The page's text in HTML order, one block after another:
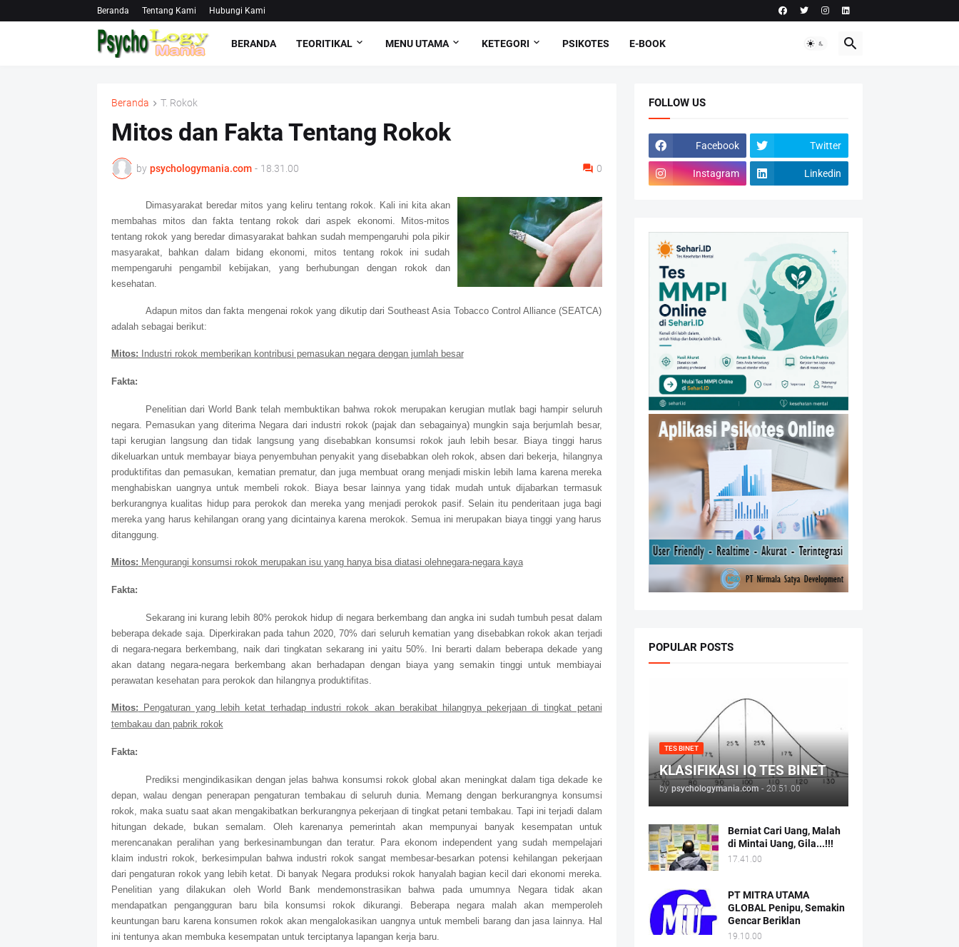
Beranda Tentang Kami Hubungi Kami
BERANDA TEORITIKAL MENU UTAMA KETEGORI PSIKOTES E-BOOK
Beranda T. Rokok
Mitos dan Fakta Tentang Rokok
by psychologymania.com - 18.31.00 0
Dimasyarakat beredar mitos yang keliru tentang rokok. Kali ini kita akan
membahas mitos dan fakta tentang rokok dari aspek ekonomi. Mitos-mitos
tentang rokok yang beredar dimasyarakat bahkan sudah mempengaruhi pola pikir
masyarakat, bahkan dalam bidang ekonomi, mitos tentang rokok ini sudah
mempengaruhi pengambil kebijakan, yang berhubungan dengan rokok dan
kesehatan.
Adapun mitos dan fakta mengenai rokok yang dikutip dari Southeast Asia Tobacco Control Alliance (SEATCA)
adalah sebagai berikut:
Mitos: Industri rokok memberikan kontribusi pemasukan negara dengan jumlah besar
Fakta:
Penelitian dari World Bank telah membuktikan bahwa rokok merupakan kerugian mutlak bagi hampir seluruh
negara. Pemasukan yang diterima Negara dari industri rokok (pajak dan sebagainya) mungkin saja berjumlah besar,
tapi kerugian langsung dan tidak langsung yang disebabkan konsumsi rokok jauh lebih besar. Biaya tinggi harus
dikeluarkan untuk membayar biaya penyembuhan penyakit yang disebabkan oleh rokok, absen dari bekerja, hilangnya
produktifitas dan pemasukan, kematian prematur, dan juga membuat orang menjadi miskin lebih lama karena mereka
menghabiskan uangnya untuk membeli rokok. Biaya besar lainnya yang tidak mudah untuk dijabarkan termasuk
berkurangnya kualitas hidup para perokok dan mereka yang menjadi perokok pasif. Selain itu penderitaan juga bagi
mereka yang harus kehilangan orang yang dicintainya karena merokok. Semua ini merupakan biaya tinggi yang harus
ditanggung.
Mitos: Mengurangi konsumsi rokok merupakan isu yang hanya bisa diatasi olehnegara-negara kaya
Fakta:
Sekarang ini kurang lebih 80% perokok hidup di negara berkembang dan angka ini sudah tumbuh pesat dalam
beberapa dekade saja. Diperkirakan pada tahun 2020, 70% dari seluruh kematian yang disebabkan rokok akan terjadi
di negara-negara berkembang, naik dari tingkatan sekarang ini yaitu 50%. Ini berarti dalam beberapa dekade yang
akan datang negara-negara berkembang akan berhadapan dengan biaya yang semakin tinggi untuk membiayai
perawatan kesehatan para perokok dan hilangnya produktifitas.
Mitos: Pengaturan yang lebih ketat terhadap industri rokok akan berakibat hilangnya pekerjaan di tingkat petani
tembakau dan pabrik rokok
Fakta:
Prediksi mengindikasikan dengan jelas bahwa konsumsi rokok global akan meningkat dalam tiga dekade ke
depan, walau dengan penerapan pengaturan tembakau di seluruh dunia. Memang dengan berkurangnya konsumsi
rokok, maka suatu saat akan mengakibatkan berkurangnya pekerjaan di tingkat petani tembakau. Tapi ini terjadi dalam
hitungan dekade, bukan semalam. Oleh karenanya pemerintah akan mempunyai banyak kesempatan untuk
merencanakan peralihan yang berkesinambungan dan teratur. Para ekonom independent yang sudah mempelajari
klaim industri rokok, berkesimpulan bahwa industri rokok sangat membesar-besarkan potensi kehilangan pekerjaan
dari pengaturan rokok yang lebih ketat. Di banyak Negara produksi rokok hanyalah bagian kecil dari ekonomi mereka.
Penelitian yang dilakukan oleh World Bank mendemonstrasikan bahwa pada umumnya Negara tidak akan
mendapatkan pengangguran baru bila konsumsi rokok dikurangi. Beberapa negara malah akan memperoleh
keuntungan baru karena konsumen rokok akan mengalokasikan uangnya untuk membeli barang dan jasa lainnya. Hal
ini tentunya akan membuka kesempatan untuk terciptanya lapangan kerja baru.
FOLLOW US
Facebook Twitter
Instagram Linkedin
POPULAR POSTS
TES BINET
KLASIFIKASI IQ TES BINET
by psychologymania.com - 20.51.00
Berniat Cari Uang, Malah
di Mintai Uang, Gila...!!!
17.41.00
PT MITRA UTAMA
GLOBAL Penipu, Semakin
Gencar Beriklan
19.10.00